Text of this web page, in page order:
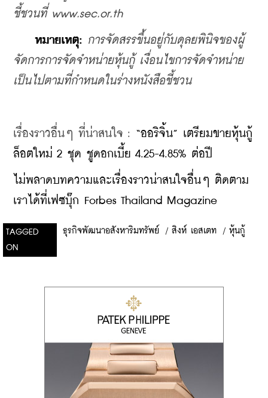
ชี้ชวนที่ www.sec.or.th
หมายเหตุ:
การจัดสรรขึ้นอยู่กับดุลยพินิจของผู้
จัดการการจัดจำหน่ายหุ้นกู้ เงื่อนไขการจัดจำหน่าย
เป็นไปตามที่กำหนดในร่างหนังสือชี้ชวน
เรื่องราวอื่นๆ ที่น่าสนใจ : “ออริจิ้น” เตรียมขายหุ้นกู้
ล็อตใหม่ 2 ชุด ชูดอกเบี้ย 4.25-4.85% ต่อปี
ไม่พลาดบทความและเรื่องราวน่าสนใจอื่นๆ ติดตาม
เราได้ที่เฟซบุ๊ก Forbes Thailand Magazine
TAGGED
ON
ธุรกิจพัฒนาอสังหาริมทรัพย์ / สิงห์ เอสเตท / หุ้นกู้